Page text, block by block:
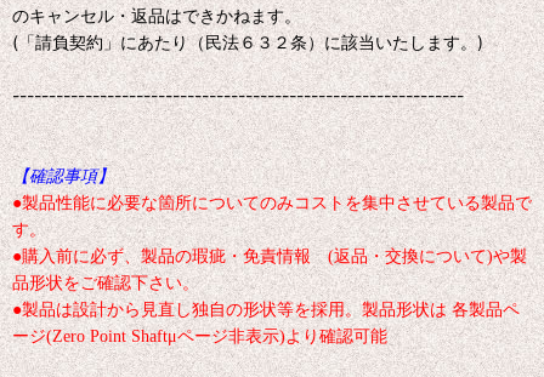
のキャンセル・返品はできかねます。
(「請負契約」にあたり（民法６３２条）に該当いたします。)
--------------------------------------------------------------
【確認事項】
●製品性能に必要な箇所についてのみコストを集中させている製品で
す。
●購入前に必ず、製品の瑕疵・免責情報 (返品・交換について)や製
品形状をご確認下さい。
●製品は設計から見直し独自の形状等を採用。製品形状は 各製品ペ
ージ(Zero Point Shaftμページ非表示)より確認可能